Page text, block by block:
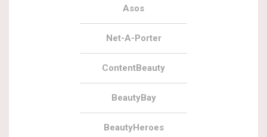
Asos
Net-A-Porter
ContentBeauty
BeautyBay
BeautyHeroes